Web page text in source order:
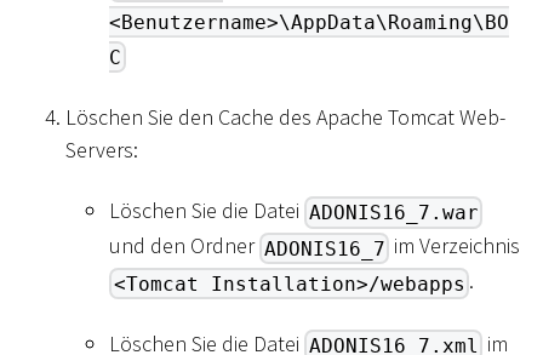
<Benutzername>\AppData\Roaming\BO
C
Löschen Sie den Cache des Apache Tomcat Web-
Servers:
Löschen Sie die Datei ADONIS16_7.war
und den Ordner ADONIS16_7 im Verzeichnis
<Tomcat Installation>/webapps .
Löschen Sie die Datei ADONIS16_7.xml im